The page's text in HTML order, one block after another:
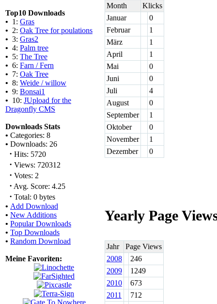
Top10 Downloads
• 1: Gras
• 2: Oak Tree for poulations
• 3: Gras2
• 4: Palm tree
• 5: The Tree
• 6: Farn / Fern
• 7: Oak Tree
• 8: Weide / willow
• 9: Bonsai1
• 10: JUpload for the
Dragonfly CMS
Downloads Stats
• Categories: 8
• Downloads: 26
· Hits: 5720
· Views: 720312
· Votes: 2
· Avg. Score: 4.25
· Total: 0 bytes
• Add Download
• New Additions
• Popular Downloads
• Top Downloads
• Random Download
Meine Favoriten:
Month
Klicks
Januar
0
Februar
1
März
1
April
1
Mai
0
Juni
0
Juli
4
August
0
September
1
Oktober
0
November
1
Dezember
0
Yearly Page
Jahr
Page Views
2008
246
2009
1249
2010
673
2011
712